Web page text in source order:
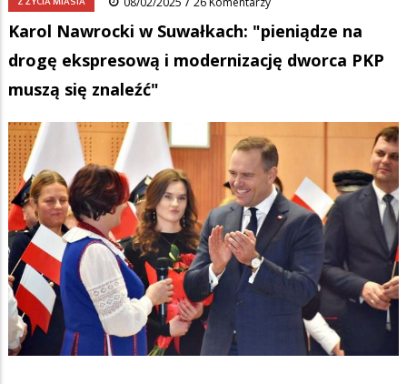
Karol Nawrocki w Suwałkach: "pieniądze na
drogę ekspresową i modernizację dworca PKP
muszą się znaleźć"